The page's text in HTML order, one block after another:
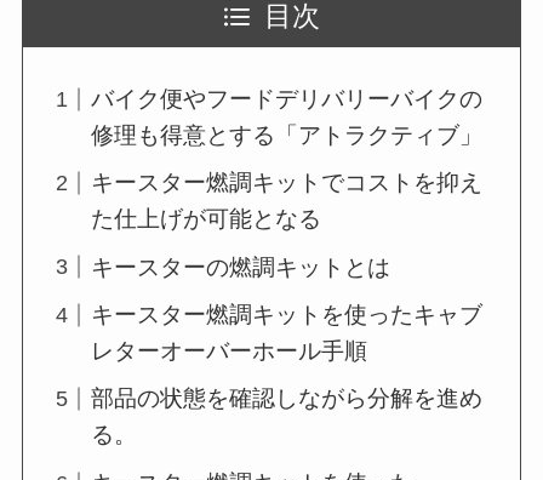
目次
バイク便やフードデリバリーバイクの
修理も得意とする「アトラクティブ」
キースター燃調キットでコストを抑え
た仕上げが可能となる
キースターの燃調キットとは
キースター燃調キットを使ったキャブ
レターオーバーホール手順
部品の状態を確認しながら分解を進め
る。